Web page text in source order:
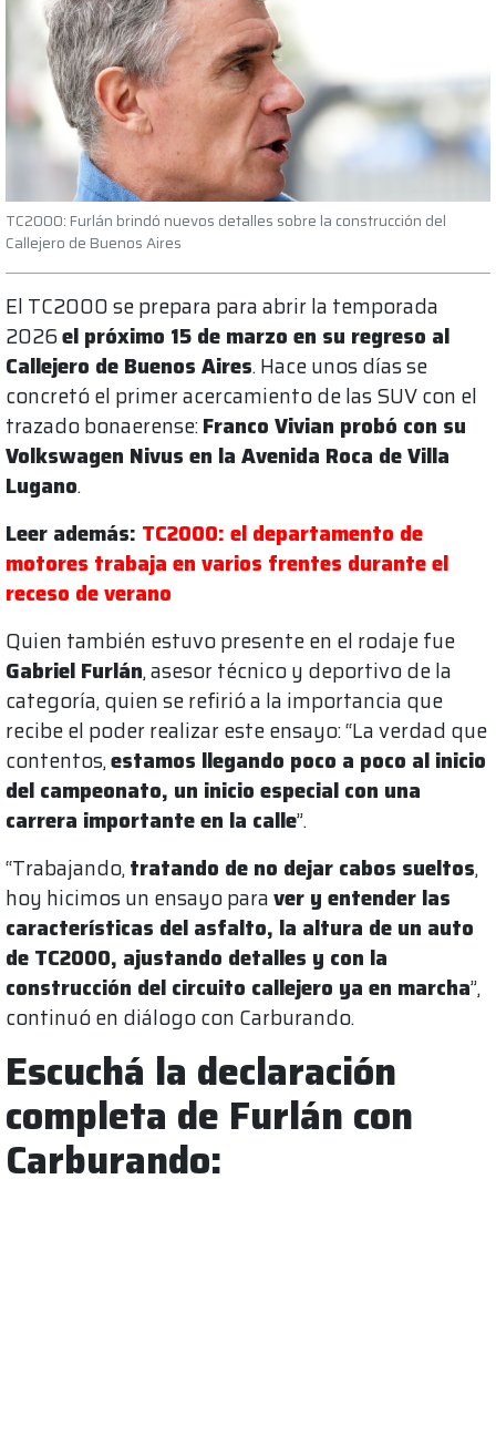
TC2000: Furlán brindó nuevos detalles sobre la construcción del
Callejero de Buenos Aires
El TC2000 se prepara para abrir la temporada
2026el próximo 15 de marzo en su regreso al
Callejero de Buenos Aires. Hace unos días se
concretó el primer acercamiento de las SUV con el
trazado bonaerense:Franco Vivian probó con su
Volkswagen Nivus en la Avenida Roca de Villa
Lugano.
Leer además: TC2000: el departamento de
motores trabaja en varios frentes durante el
receso de verano
Quien también estuvo presente en el rodaje fue
Gabriel Furlán, asesor técnico y deportivo de la
categoría, quien se refirió a la importancia que
recibe el poder realizar este ensayo: “La verdad que
contentos,estamos llegando poco a poco al inicio
del campeonato, un inicio especial con una
carrera importante en la calle”.
“Trabajando,tratando de no dejar cabos sueltos,
hoy hicimos un ensayo paraver y entender las
características del asfalto, la altura de un auto
de TC2000, ajustando detalles y con la
construcción del circuito callejero ya en marcha”,
continuó en diálogo con Carburando.
Escuchá la declaración
completa de Furlán con
Carburando: